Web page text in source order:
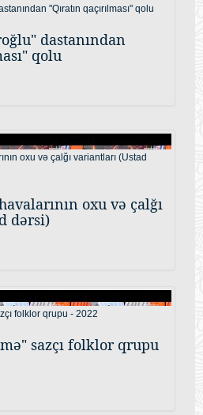
dastanından
qolu
oxu və çalğı
dərsi)
sazçı folklor qrupu